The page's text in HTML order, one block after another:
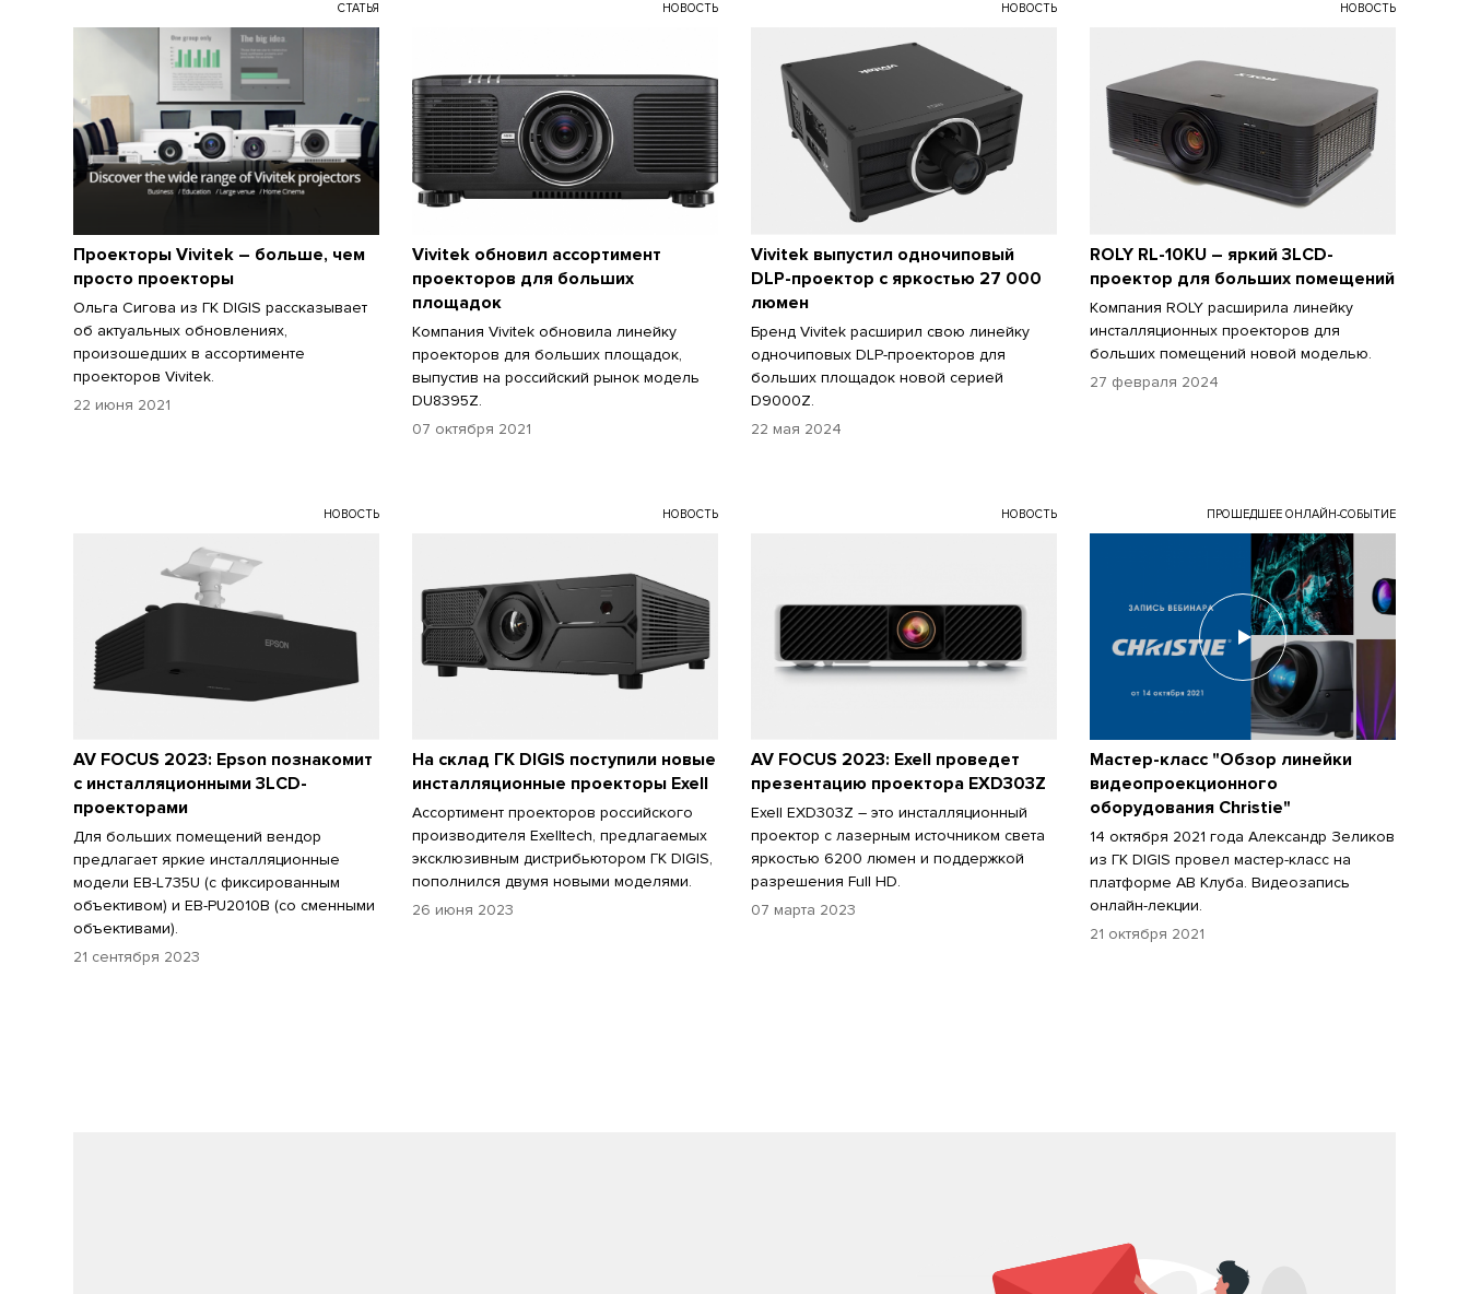
СТАТЬЯ
Проекторы Vivitek – больше, чем
просто проекторы
Ольга Сигова из ГК DIGIS рассказывает
об актуальных обновлениях,
произошедших в ассортименте
проекторов Vivitek.
22 июня 2021
НОВОСТЬ
Vivitek обновил ассортимент
проекторов для больших
площадок
Компания Vivitek обновила линейку
проекторов для больших площадок,
выпустив на российский рынок модель
DU8395Z.
07 октября 2021
НОВОСТЬ
Vivitek выпустил одночиповый
DLP-проектор с яркостью 27 000
люмен
Бренд Vivitek расширил свою линейку
одночиповых DLP-проекторов для
больших площадок новой серией
D9000Z.
22 мая 2024
НОВОСТЬ
ROLY RL-10KU – яркий 3LCD-
проектор для больших помещений
Компания ROLY расширила линейку
инсталляционных проекторов для
больших помещений новой моделью.
27 февраля 2024
НОВОСТЬ
AV FOCUS 2023: Epson познакомит
с инсталляционными 3LCD-
проекторами
Для больших помещений вендор
предлагает яркие инсталляционные
модели EB-L735U (с фиксированным
объективом) и EB-PU2010B (со сменными
объективами).
21 сентября 2023
НОВОСТЬ
На склад ГК DIGIS поступили новые
инсталляционные проекторы Exell
Ассортимент проекторов российского
производителя Exelltech, предлагаемых
эксклюзивным дистрибьютором ГК DIGIS,
пополнился двумя новыми моделями.
26 июня 2023
НОВОСТЬ
AV FOCUS 2023: Exell проведет
презентацию проектора EXD303Z
Exell EXD303Z – это инсталляционный
проектор с лазерным источником света
яркостью 6200 люмен и поддержкой
разрешения Full HD.
07 марта 2023
ПРОШЕДШЕЕ ОНЛАЙН-СОБЫТИЕ
Мастер-класс "Обзор линейки
видеопроекционного
оборудования Christie"
14 октября 2021 года Александр Зеликов
из ГК DIGIS провел мастер-класс на
платформе АВ Клуба. Видеозапись
онлайн-лекции.
21 октября 2021